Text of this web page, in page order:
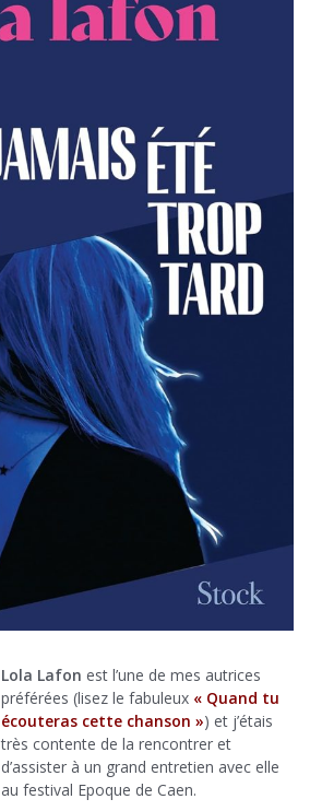
Lola Lafon est l’une de mes autrices
préférées (lisez le fabuleux « Quand tu
écouteras cette chanson ») et j’étais
très contente de la rencontrer et
d’assister à un grand entretien avec elle
au festival Epoque de Caen.